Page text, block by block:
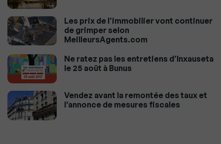
Les prix de l’immobilier vont continuer
de grimper selon
MeilleursAgents.com
Ne ratez pas les entretiens d’Inxauseta
le 25 août à Bunus
Vendez avant la remontée des taux et
l’annonce de mesures fiscales